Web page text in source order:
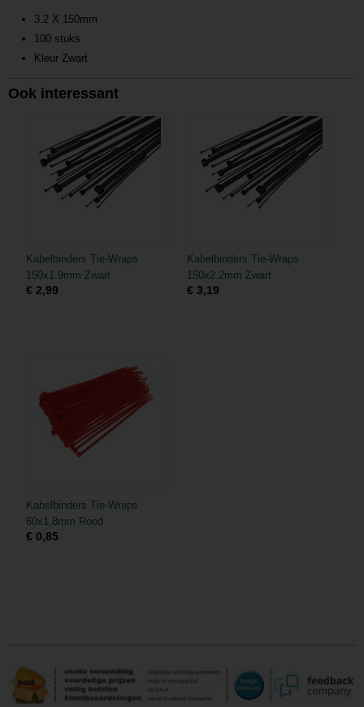
3.2 X 150mm
100 stuks
Kleur Zwart
Ook interessant
Kabelbinders Tie-Wraps
150x1.9mm Zwart
€ 2,99
Kabelbinders Tie-Wraps
150x2.2mm Zwart
€ 3,19
Kabelbinders Tie-Wraps
60x1.8mm Rood
€ 0,85